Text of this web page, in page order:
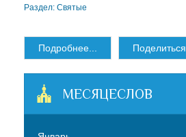
Раздел: Святые
Подробнее... Поделиться
МЕСЯЦЕСЛОВ